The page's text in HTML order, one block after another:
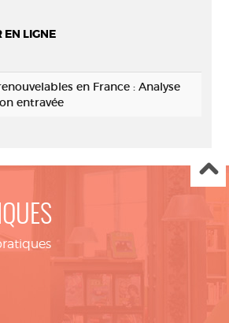
EN LIGNE
en France : Analyse
entravée